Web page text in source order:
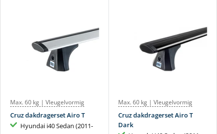
Max. 60 kg | Vleugelvormig
Cruz dakdragerset Airo T
Hyundai i40 Sedan (2011-
Max. 60 kg | Vleugelvormig
Cruz dakdragerset Airo T
Dark